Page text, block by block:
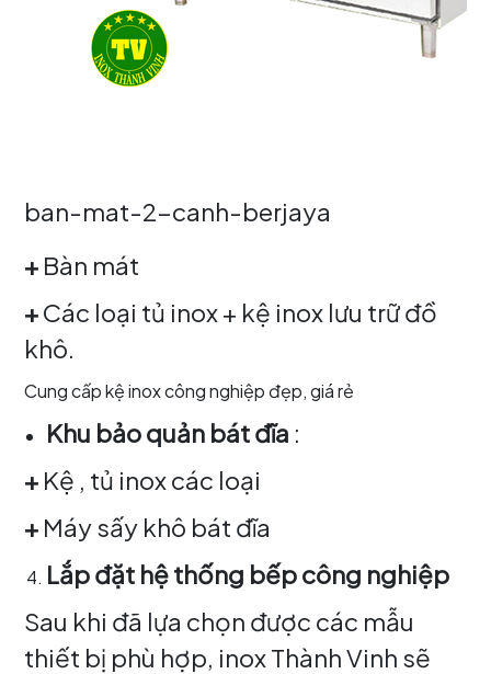
ban-mat-2-canh-berjaya
+ Bàn mát
+Các loại tủ inox + kệ inox lưu trữ đồ
khô.
Cung cấp kệ inox công nghiệp đẹp, giá rẻ
Khu bảo quản bát đĩa :
+ Kệ , tủ inox các loại
+ Máy sấy khô bát đĩa
Lắp đặt hệ thống bếp công nghiệp
Sau khi đã lựa chọn được các mẫu
thiết bị phù hợp, inox Thành Vinh sẽ